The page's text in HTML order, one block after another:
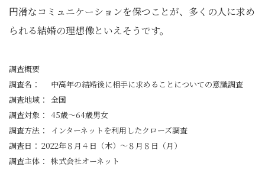
円滑なコミュニケーションを保つことが、多くの人に求め
られる結婚の理想像といえそうです。
調査概要
調査名： 中高年の結婚後に相手に求めることについての意識調査
調査地域： 全国
調査対象： 45歳～64歳男女
調査方法： インターネットを利⽤したクローズ調査
調査日： 2022年８月４日（木）～８月８日（月）
調査主体： 株式会社オーネット